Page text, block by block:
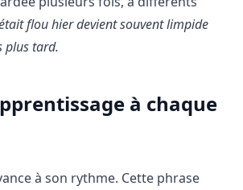
flou hier devient souvent limpide
plus tard.
à chaque
à son rythme. Cette phrase